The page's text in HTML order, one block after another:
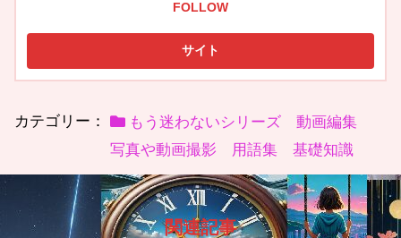
FOLLOW
カテゴリー：
もう迷わないシリーズ 動画編集
写真や動画撮影 用語集 基礎知識
関連記事